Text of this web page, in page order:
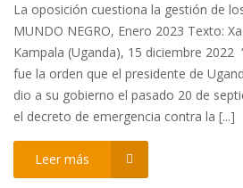
La oposición cuestiona la gestión de
MUNDO NEGRO, Enero 2023 Texto:
Kampala (Uganda), 15 diciembre 2022
fue la orden que el presidente de
dio a su gobierno el pasado 20 de
el decreto de emergencia contra la [...]
Leer más